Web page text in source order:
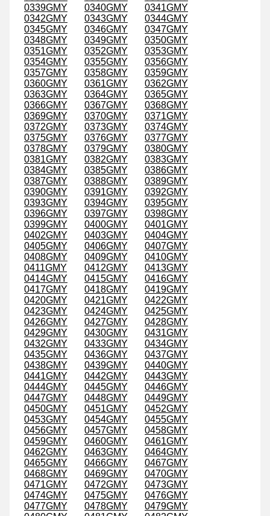
0339GMY
0340GMY
0341GMY
0342GMY
0343GMY
0344GMY
0345GMY
0346GMY
0347GMY
0348GMY
0349GMY
0350GMY
0351GMY
0352GMY
0353GMY
0354GMY
0355GMY
0356GMY
0357GMY
0358GMY
0359GMY
0360GMY
0361GMY
0362GMY
0363GMY
0364GMY
0365GMY
0366GMY
0367GMY
0368GMY
0369GMY
0370GMY
0371GMY
0372GMY
0373GMY
0374GMY
0375GMY
0376GMY
0377GMY
0378GMY
0379GMY
0380GMY
0381GMY
0382GMY
0383GMY
0384GMY
0385GMY
0386GMY
0387GMY
0388GMY
0389GMY
0390GMY
0391GMY
0392GMY
0393GMY
0394GMY
0395GMY
0396GMY
0397GMY
0398GMY
0399GMY
0400GMY
0401GMY
0402GMY
0403GMY
0404GMY
0405GMY
0406GMY
0407GMY
0408GMY
0409GMY
0410GMY
0411GMY
0412GMY
0413GMY
0414GMY
0415GMY
0416GMY
0417GMY
0418GMY
0419GMY
0420GMY
0421GMY
0422GMY
0423GMY
0424GMY
0425GMY
0426GMY
0427GMY
0428GMY
0429GMY
0430GMY
0431GMY
0432GMY
0433GMY
0434GMY
0435GMY
0436GMY
0437GMY
0438GMY
0439GMY
0440GMY
0441GMY
0442GMY
0443GMY
0444GMY
0445GMY
0446GMY
0447GMY
0448GMY
0449GMY
0450GMY
0451GMY
0452GMY
0453GMY
0454GMY
0455GMY
0456GMY
0457GMY
0458GMY
0459GMY
0460GMY
0461GMY
0462GMY
0463GMY
0464GMY
0465GMY
0466GMY
0467GMY
0468GMY
0469GMY
0470GMY
0471GMY
0472GMY
0473GMY
0474GMY
0475GMY
0476GMY
0477GMY
0478GMY
0479GMY